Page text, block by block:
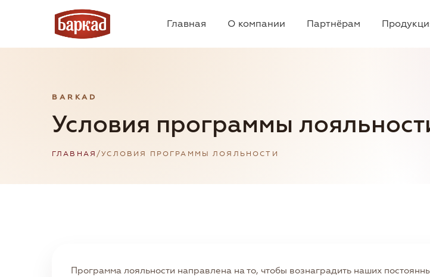
Главная О компании Партнёрам
BARKAD
Условия программы
ГЛАВНАЯ/УСЛОВИЯ ПРОГРАММЫ ЛОЯЛЬНОСТИ
Программа лояльности направлена на то, чтобы вознаградить наших